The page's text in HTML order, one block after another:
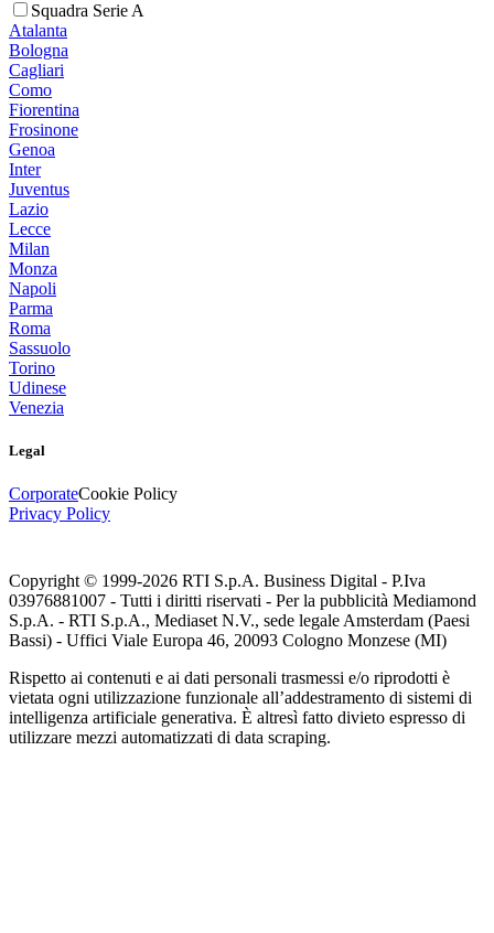
Squadra Serie A
Atalanta
Bologna
Cagliari
Como
Fiorentina
Frosinone
Genoa
Inter
Juventus
Lazio
Lecce
Milan
Monza
Napoli
Parma
Roma
Sassuolo
Torino
Udinese
Venezia
Legal
CorporateCookie Policy
Privacy Policy
Copyright © 1999-2026 RTI S.p.A. Business Digital - P.Iva
03976881007 - Tutti i diritti riservati - Per la pubblicità Mediamond
S.p.A. - RTI S.p.A., Mediaset N.V., sede legale Amsterdam (Paesi
Bassi) - Uffici Viale Europa 46, 20093 Cologno Monzese (MI)
Rispetto ai contenuti e ai dati personali trasmessi e/o riprodotti è
vietata ogni utilizzazione funzionale all’addestramento di sistemi di
intelligenza artificiale generativa. È altresì fatto divieto espresso di
utilizzare mezzi automatizzati di data scraping.